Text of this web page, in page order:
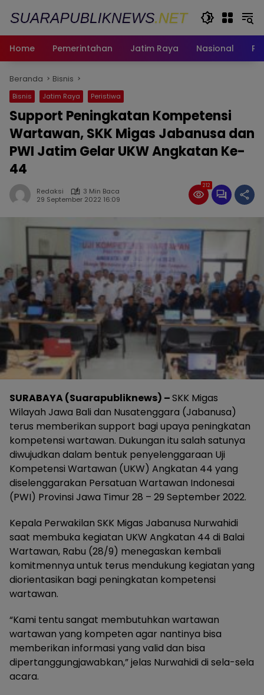
Home
Pemerintahan Jatim Raya Nasional
Beranda Bisnis
Bisnis Jatim Raya Peristiwa
Support Peningkatan Kompetensi
Wartawan, SKK Migas Jabanusa dan
PWI Jatim Gelar UKW Angkatan Ke-
44
Redaksi
3 Min Baca
29 September 2022 16:09
212
SURABAYA (Suarapubliknews) –SKK Migas
Wilayah Jawa Bali dan Nusatenggara (Jabanusa)
terus memberikan support bagi upaya peningkatan
kompetensi wartawan. Dukungan itu salah satunya
diwujudkan dalam bentuk penyelenggaraan Uji
Kompetensi Wartawan (UKW) Angkatan 44 yang
diselenggarakan Persatuan Wartawan Indonesai
(PWI) Provinsi Jawa Timur 28 – 29 September 2022.
Kepala Perwakilan SKK Migas Jabanusa Nurwahidi
saat membuka kegiatan UKW Angkatan 44 di Balai
Wartawan, Rabu (28/9) menegaskan kembali
komitmennya untuk terus mendukung kegiatan yang
diorientasikan bagi peningkatan kompetensi
wartawan.
“Kami tentu sangat membutuhkan wartawan
wartawan yang kompeten agar nantinya bisa
memberikan informasi yang valid dan bisa
dipertanggungjawabkan,” jelas Nurwahidi di sela-sela
acara.